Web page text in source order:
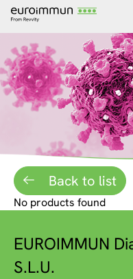
Back to list
No products found
EUROIMMUN
S.L.U.